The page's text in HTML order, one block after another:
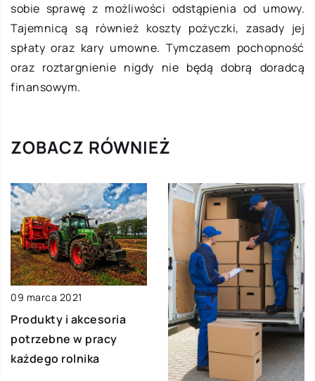
sobie sprawę z możliwości odstąpienia od umowy.
Tajemnicą są również koszty pożyczki, zasady jej
spłaty oraz kary umowne. Tymczasem pochopność
oraz roztargnienie nigdy nie będą dobrą doradcą
finansowym.
ZOBACZ RÓWNIEŻ
09 marca 2021
Produkty i akcesoria
potrzebne w pracy
każdego rolnika